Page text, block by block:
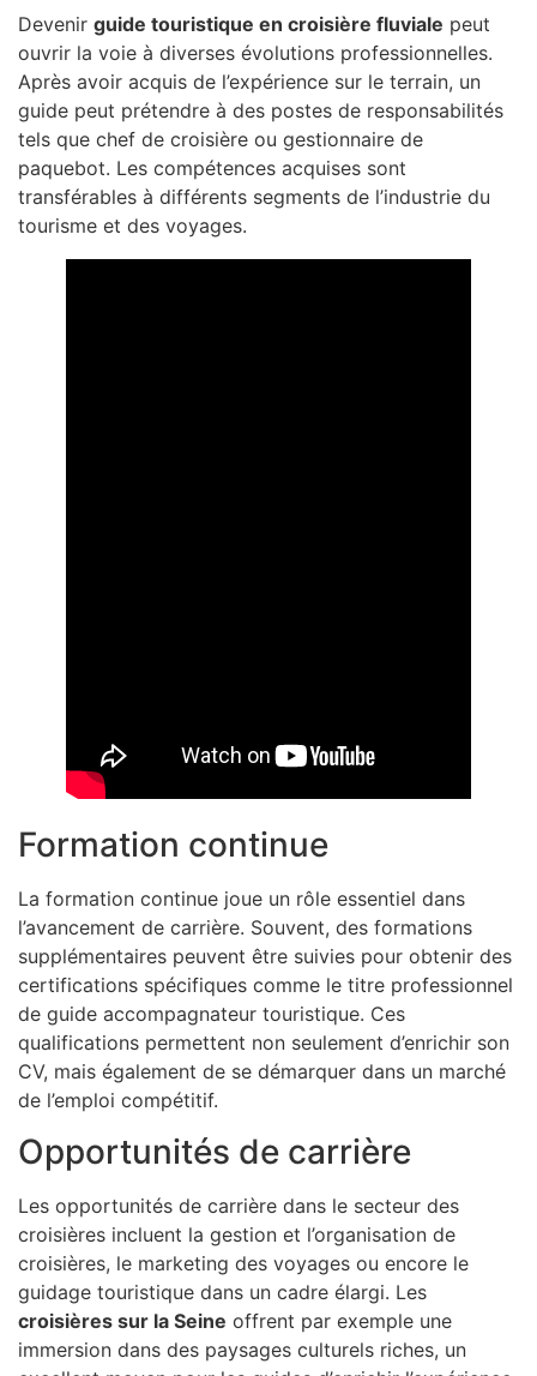
Devenir guide touristique en croisière fluviale peut
ouvrir la voie à diverses évolutions professionnelles.
Après avoir acquis de l’expérience sur le terrain, un
guide peut prétendre à des postes de responsabilités
tels que chef de croisière ou gestionnaire de
paquebot. Les compétences acquises sont
transférables à différents segments de l’industrie du
tourisme et des voyages.
Formation continue
La formation continue joue un rôle essentiel dans
l’avancement de carrière. Souvent, des formations
supplémentaires peuvent être suivies pour obtenir des
certifications spécifiques comme le titre professionnel
de guide accompagnateur touristique. Ces
qualifications permettent non seulement d’enrichir son
CV, mais également de se démarquer dans un marché
de l’emploi compétitif.
Opportunités de carrière
Les opportunités de carrière dans le secteur des
croisières incluent la gestion et l’organisation de
croisières, le marketing des voyages ou encore le
guidage touristique dans un cadre élargi. Les
croisières sur la Seine offrent par exemple une
immersion dans des paysages culturels riches, un